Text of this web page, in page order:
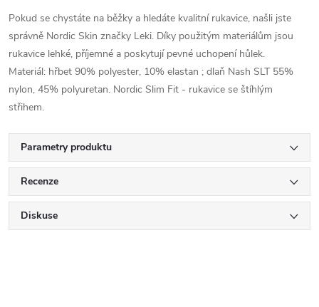
Pokud se chystáte na běžky a hledáte kvalitní rukavice, našli jste
správně Nordic Skin značky Leki. Díky použitým materiálům jsou
rukavice lehké, příjemné a poskytují pevné uchopení hůlek.
Materiál: hřbet 90% polyester, 10% elastan ; dlaň Nash SLT 55%
nylon, 45% polyuretan. Nordic Slim Fit - rukavice se štíhlým
střihem.
Parametry produktu
Recenze
Diskuse